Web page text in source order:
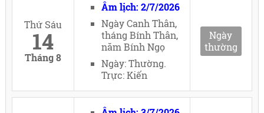
Thứ Sáu
14
Tháng 8
Âm lịch: 2/7/2026
Ngày Canh Thân,
tháng Bính Thân,
năm Bính Ngọ
Ngày: Thường.
Trực: Kiến
Ngày
thường